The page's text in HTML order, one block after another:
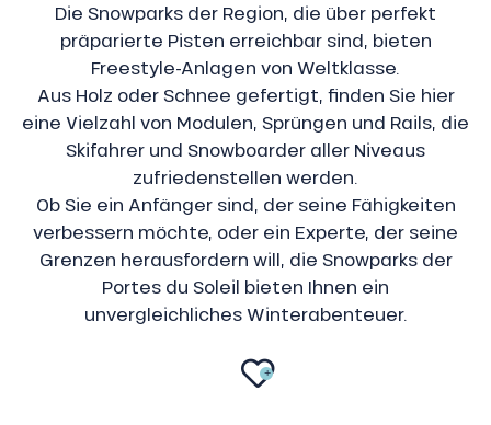
Die Snowparks der Region, die über perfekt
präparierte Pisten erreichbar sind, bieten
Freestyle-Anlagen von Weltklasse.
Aus Holz oder Schnee gefertigt, finden Sie hier
eine Vielzahl von Modulen, Sprüngen und Rails, die
Skifahrer und Snowboarder aller Niveaus
zufriedenstellen werden.
Ob Sie ein Anfänger sind, der seine Fähigkeiten
verbessern möchte, oder ein Experte, der seine
Grenzen herausfordern will, die Snowparks der
Portes du Soleil bieten Ihnen ein
unvergleichliches Winterabenteuer.
AJOUTER